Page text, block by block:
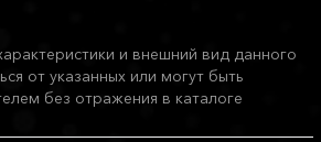
и внешний вид данного
от указанных или могут быть
без отражения в каталоге